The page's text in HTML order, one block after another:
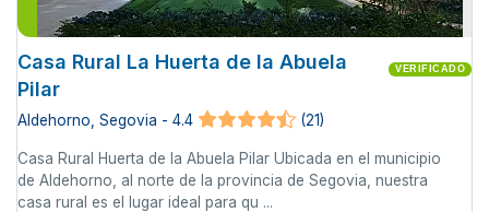
Casa Rural La Huerta de la Abuela
Pilar
VERIFICADO
Aldehorno, Segovia - 4.4 (21)
Casa Rural Huerta de la Abuela Pilar Ubicada en el municipio
de Aldehorno, al norte de la provincia de Segovia, nuestra
casa rural es el lugar ideal para qu ...